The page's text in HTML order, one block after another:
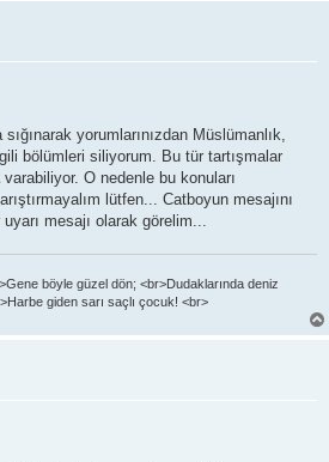
yorumlarınızdan Müslümanlık,
bölümleri siliyorum. Bu tür tartışmalar
O nedenle bu konuları
lütfen... Catboyun mesajını
uyarı mesajı olarak görelim...
böyle güzel dön; <br>Dudaklarında deniz
giden sarı saçlı çocuk! <br>